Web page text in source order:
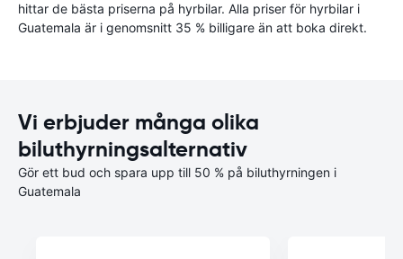
hittar de bästa priserna på hyrbilar. Alla priser för hyrbilar i
Guatemala är i genomsnitt 35 % billigare än att boka direkt.
Vi erbjuder många olika
biluthyrningsalternativ
Gör ett bud och spara upp till 50 % på biluthyrningen i
Guatemala